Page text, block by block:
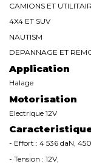
CAMIONS ET
4X4 ET SUV
NAUTISM
DEPANNAGE ET
Application
Halage
Motorisation
Electrique 12V
- Effort : 4 536 daN,
- Tension : 12V,